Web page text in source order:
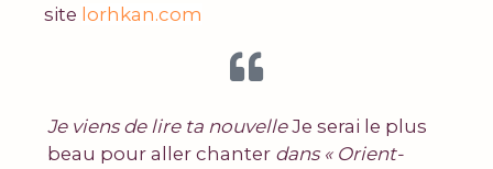
site lorhkan.com
Je viens de lire ta nouvelleJe serai le plus
beau pour aller chanter dans « Orient-